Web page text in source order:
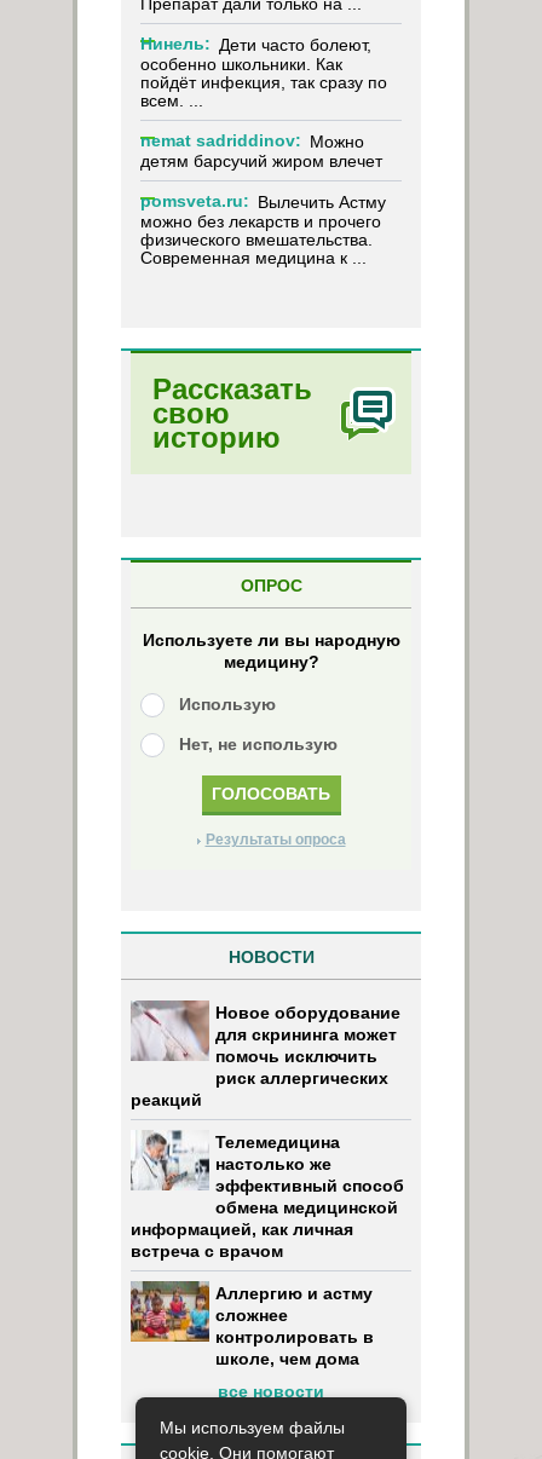
Нинель: Дети часто болеют,
особенно школьники. Как
пойдёт инфекция, так сразу по
всем. ...
nemat sadriddinov: Можно
детям барсучий жиром влечет
pomsveta.ru: Вылечить Астму
можно без лекарств и прочего
физического вмешательства.
Современная медицина к ...
Рассказать
свою
историю
ОПРОС
Используете ли вы народную
медицину?
Использую
Нет, не использую
Результаты опроса
НОВОСТИ
Новое оборудование
для скрининга может
помочь исключить
риск аллергических
реакций
Телемедицина
настолько же
эффективный способ
обмена медицинской
информацией, как личная
встреча с врачом
Аллергию и астму
сложнее
контролировать в
школе, чем дома
все новости
Мы используем файлы
cookie. Они помогают